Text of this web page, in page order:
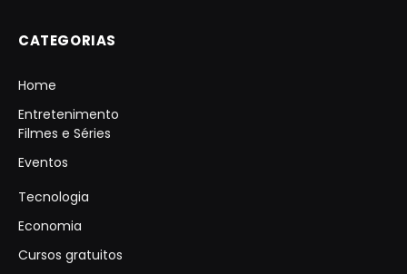
CATEGORIAS
Home
Entretenimento
Filmes e Séries
Eventos
Tecnologia
Economia
Cursos gratuitos